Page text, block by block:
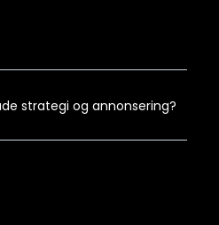
strategi og annonsering?